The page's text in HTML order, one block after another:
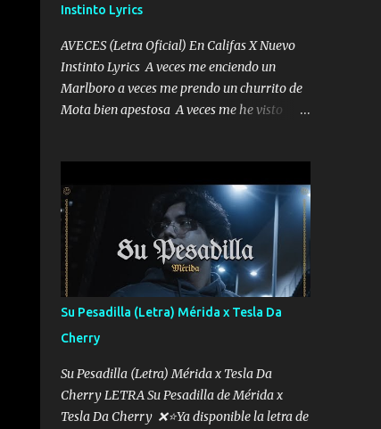
Instinto Lyrics
AVECES (Letra Oficial) En Califas X Nuevo
Instinto Lyrics A veces me enciendo un
Marlboro a veces me prendo un churrito de
Mota bien apestosa A veces me he visto
me mandó yo tengo el control a todos yo les
paro el dedo soy hocicon un malcriado un
malandrón Que Les importa no saben nada
falsas las risas las que me miran hay gente
corriente no quieren verte subir de level
trucha mis plebes Música A veces me pongo
un sombrero a veces me ven la cachucha de
lado con la mirada siempre en alto A veces
me fajó una super o a veces me fajó una
Glock siempre armado todas las
generaciones yo traigo El chiste es que hago
Su Pesadilla (Letra) Mérida x Tesla Da
Cherry
Su Pesadilla (Letra) Mérida x Tesla Da
Cherry LETRA Su Pesadilla de Mérida x
Tesla Da Cherry ❌⭐Ya disponible la letra de